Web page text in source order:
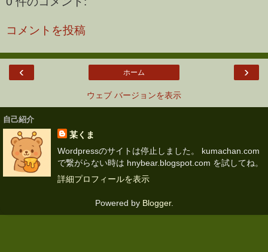
コメントを投稿
‹ ›
ホーム
ウェブ バージョンを表示
自己紹介
某くま
Wordpressのサイトは停止しました。 kumachan.com
で繋がらない時は hnybear.blogspot.com を試してね。
詳細プロフィールを表示
Powered by Blogger.